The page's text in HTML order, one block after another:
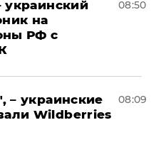
украинский
на
РФ с
08:50
– украинские
Wildberries
08:09